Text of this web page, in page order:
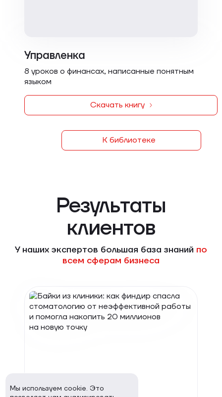
Управленка
8 уроков о финансах, написанные понятным
языком
Скачать книгу
К библиотеке
Результаты
клиентов
У наших экспертов большая база знаний по
всем сферам бизнеса
06.03.2026
Мы используем cookie. Это